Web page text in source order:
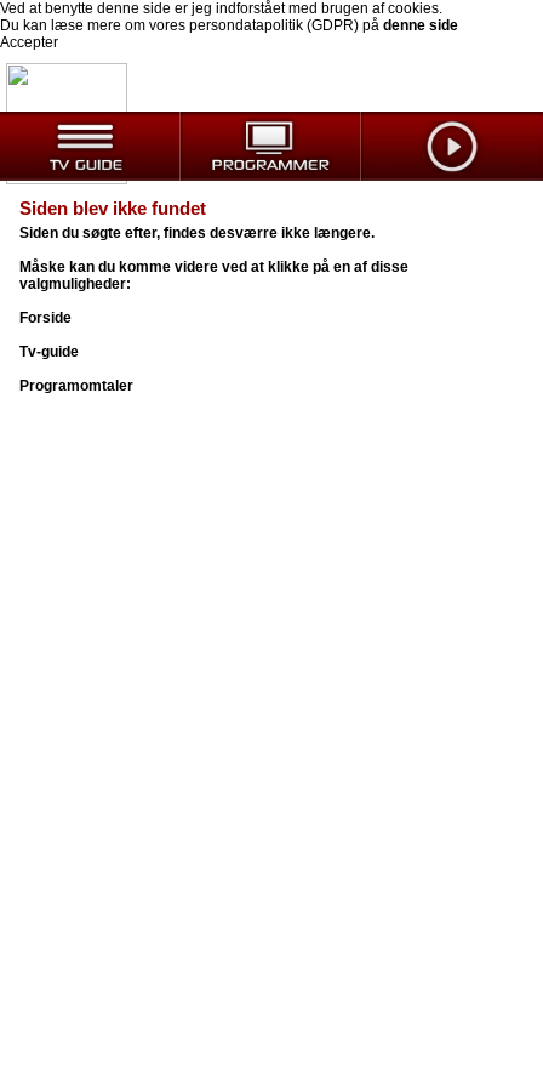
Ved at benytte denne side er jeg indforstået med brugen af cookies.
Du kan læse mere om vores persondatapolitik (GDPR) på denne side
Accepter
Siden blev ikke fundet
Siden du søgte efter, findes desværre ikke længere.
Måske kan du komme videre ved at klikke på en af disse
valgmuligheder:
Forside
Tv-guide
Programomtaler